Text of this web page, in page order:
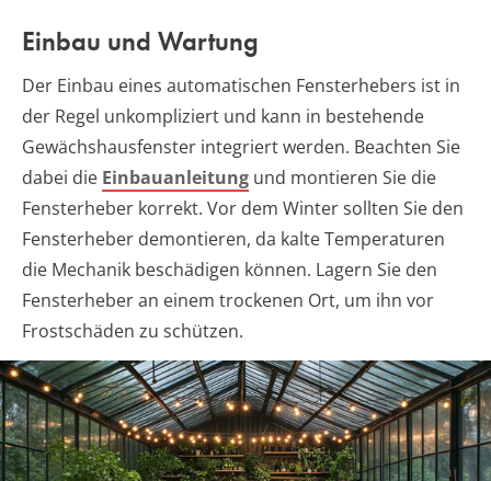
Einbau und Wartung
Der Einbau eines automatischen Fensterhebers ist in
der Regel unkompliziert und kann in bestehende
Gewächshausfenster integriert werden. Beachten Sie
dabei die Einbauanleitung und montieren Sie die
Fensterheber korrekt. Vor dem Winter sollten Sie den
Fensterheber demontieren, da kalte Temperaturen
die Mechanik beschädigen können. Lagern Sie den
Fensterheber an einem trockenen Ort, um ihn vor
Frostschäden zu schützen.